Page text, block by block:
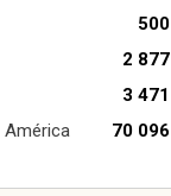
500
2 877
3 471
América
70 096